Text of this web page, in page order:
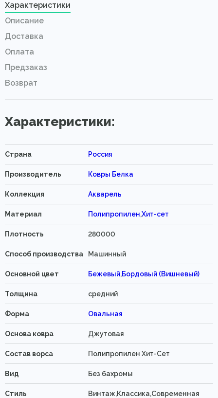
Характеристики
Описание
Доставка
Оплата
Предзаказ
Возврат
Характеристики:
Страна Россия
Производитель Ковры Белка
Коллекция Акварель
Материал Полипропилен,Хит-сет
Плотность 280000
Способ производства Машинный
Основной цвет Бежевый,Бордовый (Вишневый)
Толщина средний
Форма Овальная
Основа ковра Джутовая
Состав ворса Полипропилен Хит-Cет
Вид Без бахромы
Стиль
Винтаж,Классика,Современная